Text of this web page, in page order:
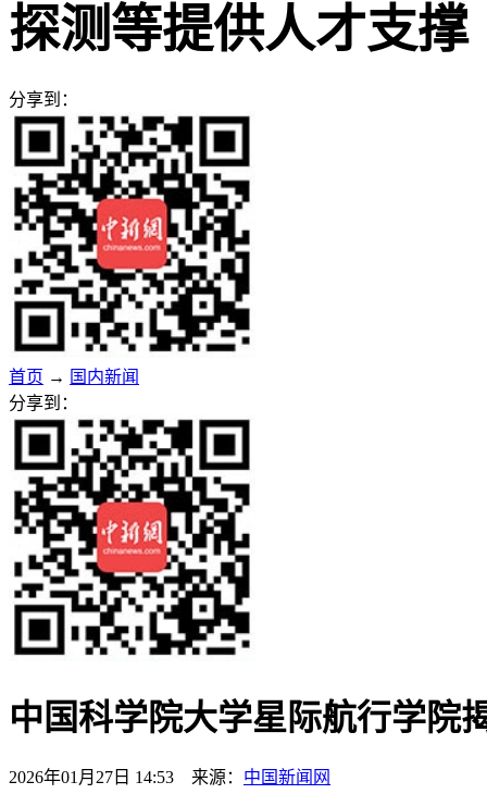
探测等提供人才支撑
分享到：
首页 → 国内新闻
分享到：
中国科学院大学星际航行学院
2026年01月27日 14:53 来源： 中国新闻网